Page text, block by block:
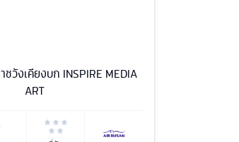
วังเคียงบก INSPIRE MEDIA
ART